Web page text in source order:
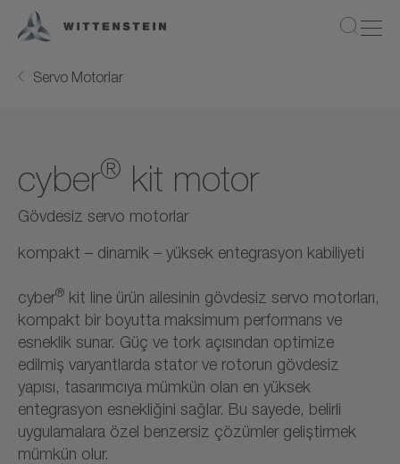
Servo Motorlar
cyber® kit motor
Gövdesiz servo motorlar
kompakt – dinamik – yüksek entegrasyon kabiliyeti
cyber® kit line ürün ailesinin gövdesiz servo motorları,
kompakt bir boyutta maksimum performans ve
esneklik sunar. Güç ve tork açısından optimize
edilmiş varyantlarda stator ve rotorun gövdesiz
yapısı, tasarımcıya mümkün olan en yüksek
entegrasyon esnekliğini sağlar. Bu sayede, belirli
uygulamalara özel benzersiz çözümler geliştirmek
mümkün olur.